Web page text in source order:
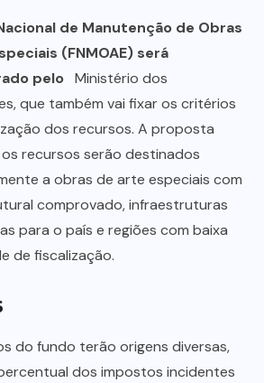
de Manutenção de Obras
(FNMOAE) será
pelo Ministério dos
que também vai fixar os critérios
dos recursos. A proposta
recursos serão destinados
a obras de arte especiais com
comprovado, infraestruturas
para o país e regiões com baixa
de fiscalização.
do fundo terão origens diversas,
dos impostos incidentes